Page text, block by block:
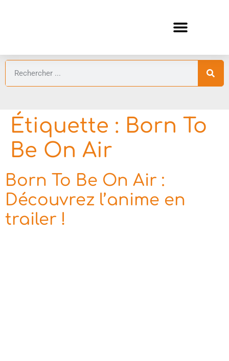
Étiquette : Born To
Be On Air
Born To Be On Air :
Découvrez l’anime en
trailer !